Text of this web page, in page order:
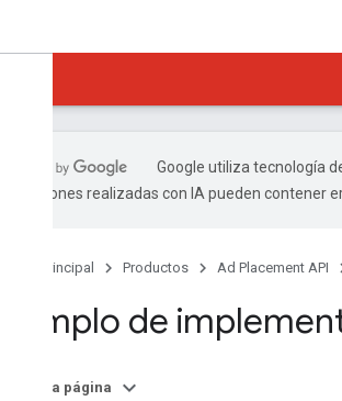
Google utiliza tecnología
traducciones realizadas con IA pueden contener
Página principal Productos Ad Placement API
Ejemplo de
En esta página